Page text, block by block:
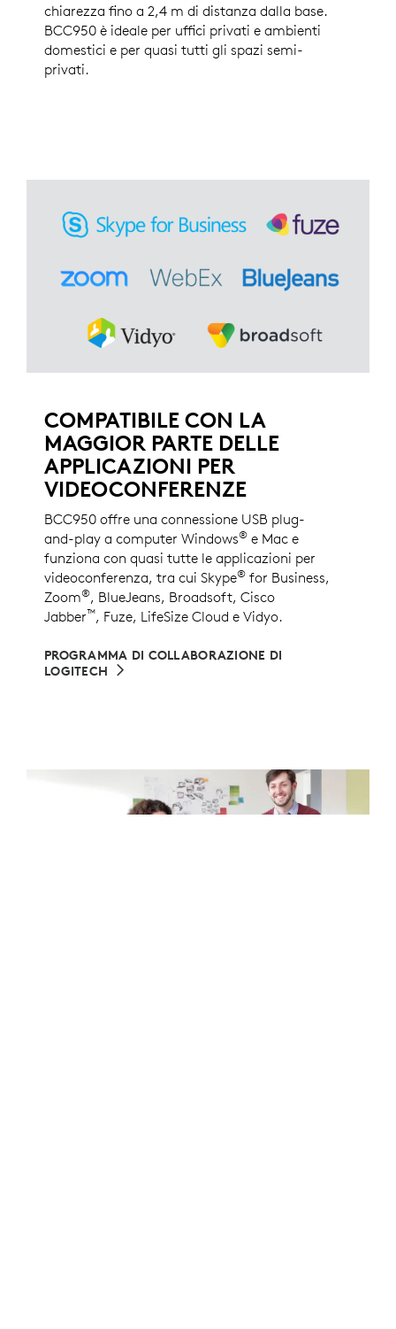
chiarezza fino a 2,4 m di distanza dalla base.
BCC950 è ideale per uffici privati e ambienti
domestici e per quasi tutti gli spazi semi-
privati.
COMPATIBILE CON LA
MAGGIOR PARTE DELLE
APPLICAZIONI PER
VIDEOCONFERENZE
BCC950 offre una connessione USB plug-
and-play a computer Windows® e Mac e
funziona con quasi tutte le applicazioni per
videoconferenza, tra cui Skype® for Business,
Zoom®, BlueJeans, Broadsoft, Cisco
Jabber™, Fuze, LifeSize Cloud e Vidyo.
PROGRAMMA DI COLLABORAZIONE DI
LOGITECH